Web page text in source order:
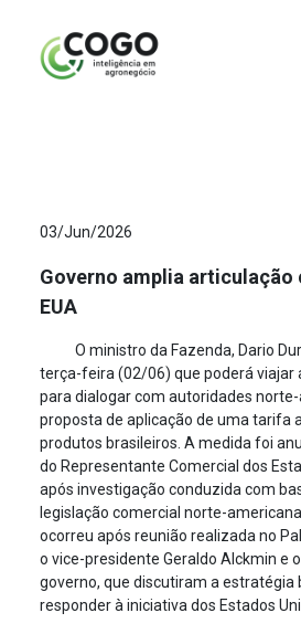
03/Jun/2026
Governo amplia
EUA
O ministro da Fazenda, Dario
terça-feira (02/06) que poderá viajar
para dialogar com autoridades
proposta de aplicação de uma tarifa
produtos brasileiros. A medida foi
do Representante Comercial dos
após investigação conduzida com
legislação comercial norte-
ocorreu após reunião realizada no
o vice-presidente Geraldo Alckmin e
governo, que discutiram a estratégia
responder à iniciativa dos Estados